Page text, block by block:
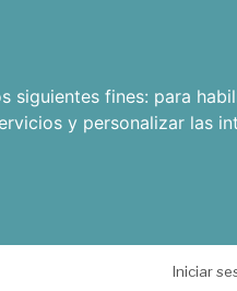
siguientes fines: para
y personalizar las
Iniciar